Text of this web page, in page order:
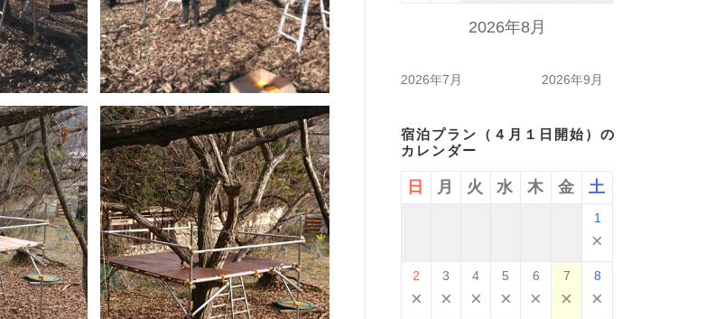
2026年8月
2026年7月 2026年9月
宿泊プラン（４月１日開始）の
カレンダー
日 月 火 水 木 金 土
1
×
2
×
3
×
4
×
5
×
6
×
7
×
8
×